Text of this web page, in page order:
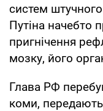
систем
Путіна начебто
пригнічення
мозку, його
Глава РФ
коми,